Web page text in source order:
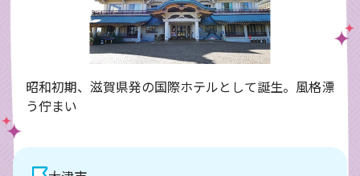
昭和初期、滋賀県発の国際ホテルとして誕生。風格漂
う佇まい